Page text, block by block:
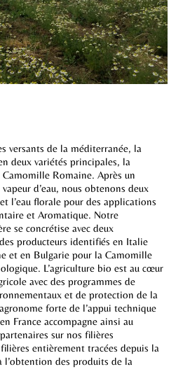
versants de la méditerranée, la
deux variétés principales, la
Romaine. Après un
d’eau, nous obtenons deux
l’eau florale pour des applications
et Aromatique. Notre
se concrétise avec deux
producteurs identifiés en Italie
et en Bulgarie pour la Camomille
L’agriculture bio est au cœur
avec des programmes de
et de protection de la
forte de l’appui technique
France accompagne ainsi au
sur nos filières
entièrement tracées depuis la
l’obtention des produits de la